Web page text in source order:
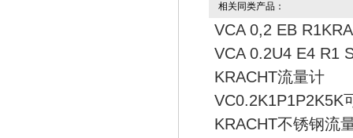
相关同类产品：
VCA 0,2 EB
VCA 0.2U4 E4 R1
KRACHT流量计
VC0.2K1P1P2K5K
KRACHT不锈钢流